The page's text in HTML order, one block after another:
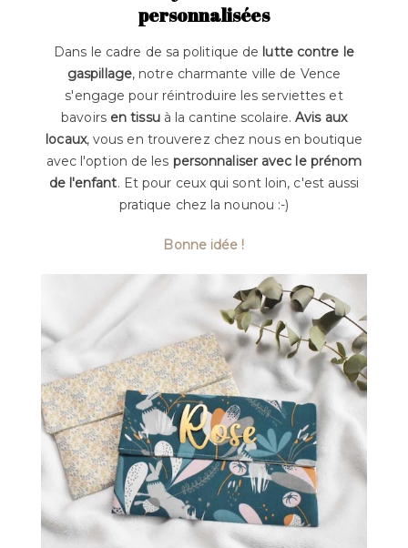
personnalisées
Dans le cadre de sa politique de lutte contre le
gaspillage, notre charmante ville de Vence
s'engage pour réintroduire les serviettes et
bavoirs en tissuà la cantine scolaire.Avis aux
locaux, vous en trouverez chez nous en boutique
avec l'option de les personnaliser avec le prénom
de l'enfant. Et pour ceux qui sont loin, c'est aussi
pratique chez la nounou :-)
Bonne idée !